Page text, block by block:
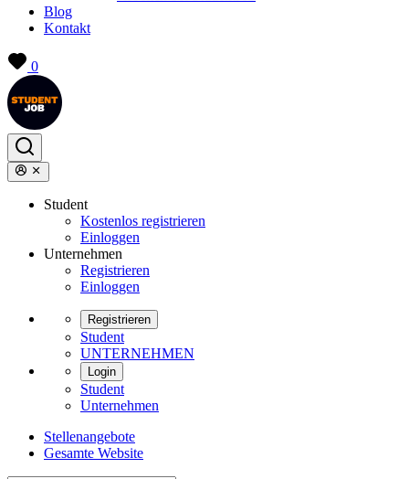
Blog
Kontakt
0
Student
Kostenlos registrieren
Einloggen
Unternehmen
Registrieren
Einloggen
Registrieren
Student
UNTERNEHMEN
Login
Student
Unternehmen
Stellenangebote
Gesamte Website